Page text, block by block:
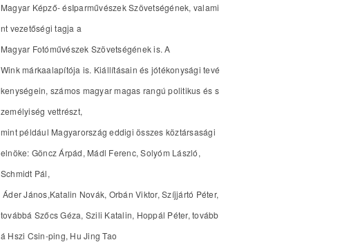
Magyar Képző- ésIparművészek Szövetségének, valami
nt vezetőségi tagja a
Magyar Fotóművészek Szövetségének is. A
Wink márkaalapítója is. Kiállításain és jótékonysági tevé
kenységein, számos magyar magas rangú politikus és s
zemélyiség vettrészt,
mint például Magyarország eddigi összes köztársasági
elnöke: Göncz Árpád, Mádl Ferenc, Solyóm László,
Schmidt Pál,
Áder János,Katalin Novák, Orbán Viktor, Szíjjártó Péter,
továbbá Szőcs Géza, Szili Katalin, Hoppál Péter, tovább
á Hszi Csin-ping, Hu Jing Tao